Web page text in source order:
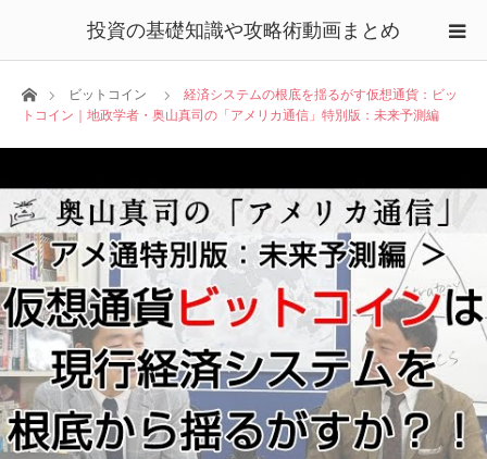
投資の基礎知識や攻略術動画まとめ
ホームビットコイン
経済システムの根底を揺るがす仮想通貨：ビッ
トコイン｜地政学者・奥山真司の「アメリカ通信」特別版：未来予測編